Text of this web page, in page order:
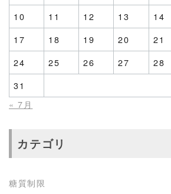
10
11 12 13 14
17
18 19 20 21
24
25 26 27 28
31
« 7月
カテゴリ
糖質制限